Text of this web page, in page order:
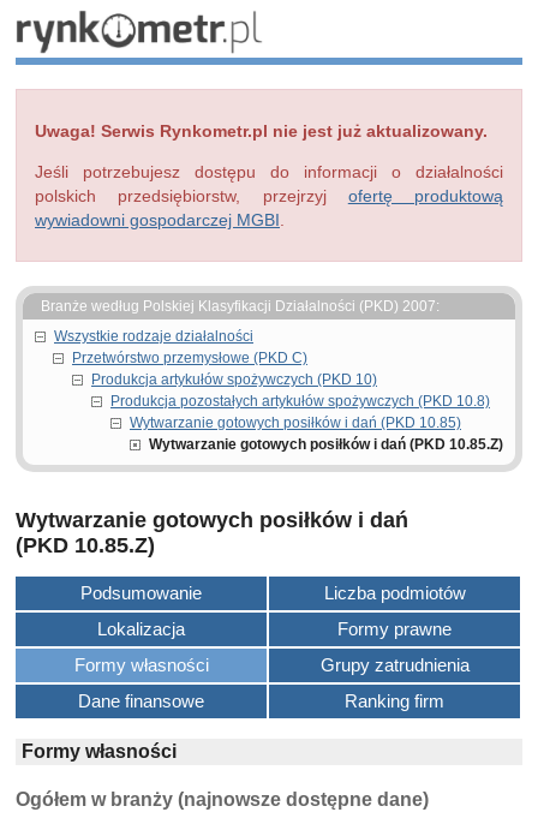
Uwaga! Serwis Rynkometr.pl nie jest już aktualizowany.
Jeśli potrzebujesz dostępu do informacji o działalności
polskich przedsiębiorstw, przejrzyj ofertę produktową
wywiadowni gospodarczej MGBI
Branże według Polskiej Klasyfikacji Działalności (PKD) 2007:
Wszystkie rodzaje działalności
Przetwórstwo przemysłowe (PKD C)
Produkcja artykułów spożywczych (PKD 10)
Produkcja pozostałych artykułów spożywczych (PKD 10.8)
Wytwarzanie gotowych posiłków i dań (PKD 10.85)
Wytwarzanie gotowych posiłków i dań (PKD 10.85.Z)
Wytwarzanie gotowych posiłków i dań
(PKD 10.85.Z)
Podsumowanie
Liczba podmiotów
Lokalizacja
Formy prawne
Formy własności
Grupy zatrudnienia
Dane finansowe
Ranking firm
Formy własności
Ogółem w branży (najnowsze dostępne dane)